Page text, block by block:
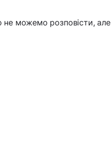
не можемо розповісти, але